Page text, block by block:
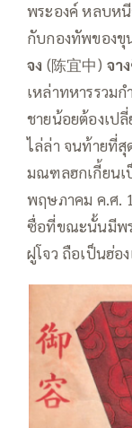
พระองค์ หลบห
กับกองทัพของขุ
จง (陈宜中) จา
เหล่าทหารรวม
ชายน้อยต้องเป
ไล่ล่า จนท้ายที่สุ
มณฑลฮกเกี้ยนเ
พฤษภาคม ค.ศ.
ซื่อที่ขณะนั้นมีพร
ฝูโจว ถือเป็นฮ่อ